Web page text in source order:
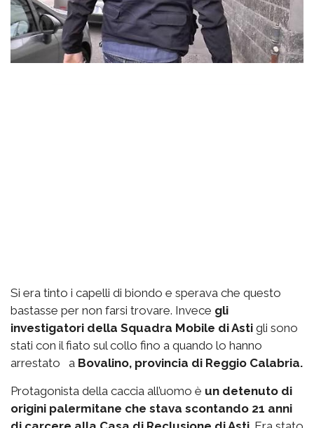
Si era tinto i capelli di biondo e sperava che questo
bastasse per non farsi trovare. Invece gli
investigatori della Squadra Mobile di Asti gli sono
stati con il fiato sul collo fino a quando lo hanno
arrestato a Bovalino, provincia di Reggio Calabria.
Protagonista della caccia all’uomo è un detenuto di
origini palermitane che stava scontando 21 anni